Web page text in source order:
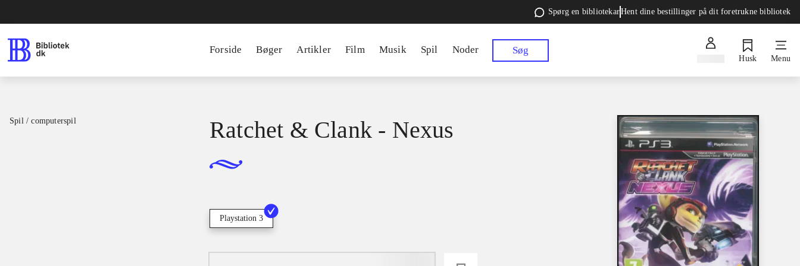
Spørg en bibliotekarHent dine bestillinger på dit foretrukne bibliotek
Forside Bøger Artikler Film Musik Spil Noder Søg
Husk Menu
Spil / computerspil Ratchet & Clank - Nexus
Playstation 3